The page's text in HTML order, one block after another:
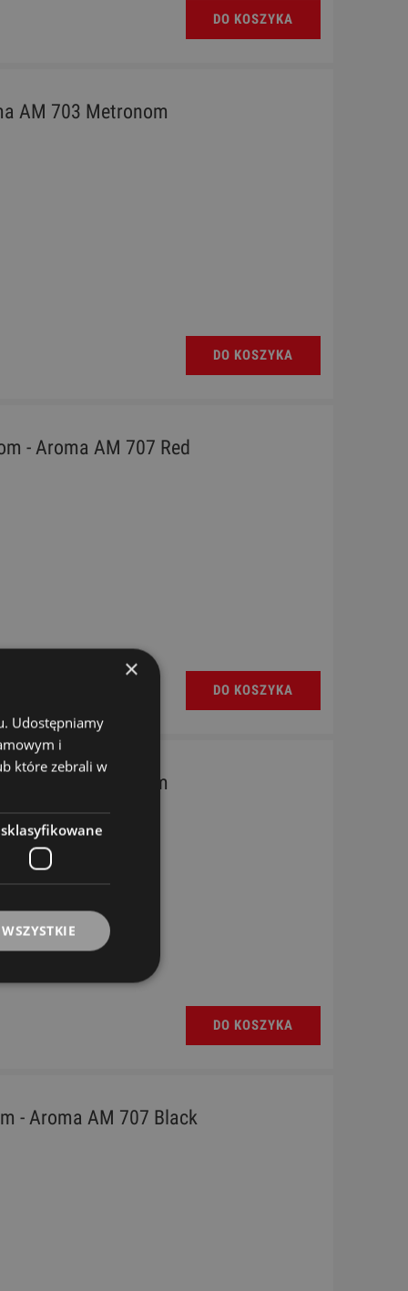
DO KOSZYKA
AM 703 Metronom
DO KOSZYKA
- Aroma AM 707 Red
DO KOSZYKA
AM 702 Metronom
DO KOSZYKA
- Aroma AM 707 Black
×
Udostępniamy
i
które zebrali w